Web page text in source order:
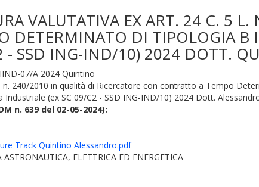
VALUTATIVA EX ART. 24 C. 5
DETERMINATO DI TIPOLOGIA
- SSD ING-IND/10) 2024 DOTT.
07/A 2024 Quintino
240/2010 in qualità di Ricercatore con contratto a Tempo
(ex SC 09/C2 - SSD ING-IND/10) 2024 Dott.
n. 639 del 02-05-2024):
Track Quintino Alessandro.pdf
ELETTRICA ED ENERGETICA